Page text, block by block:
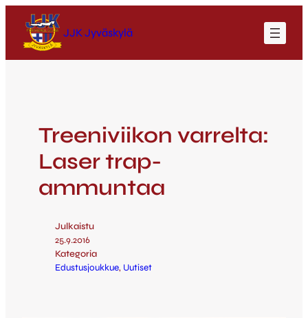
JJK Jyväskylä
Treeniviikon varrelta:
Laser trap-
ammuntaa
Julkaistu
25.9.2016
Kategoria
Edustusjoukkue, Uutiset